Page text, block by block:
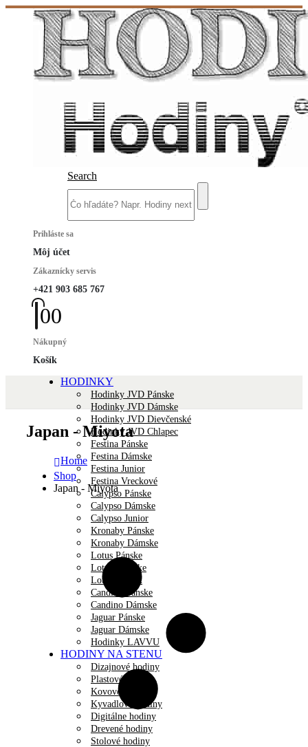
Search
Prihláste sa
Môj účet
Zákaznícky servis
+421 903 685 767
00
Nákupný
Košík
HODINKY
Hodinky JVD Pánske
Hodinky JVD Dámske
Hodinky JVD Dievčenské
Hodinky JVD Chlapec
Festina Pánske
Festina Dámske
Festina Junior
Festina Vreckové
Calypso Pánske
Calypso Dámske
Calypso Junior
Kronaby Pánske
Kronaby Dámske
Lotus Pánske
Lotus Dámske
Lotus Unisex
Candino Pánske
Candino Dámske
Jaguar Pánske
Jaguar Dámske
Hodinky LAVVU
HODINY NA STENU
Dizajnové hodiny
Plastové hodiny
Kovové hodiny
Kyvadlové hodiny
Digitálne hodiny
Drevené hodiny
Stolové hodiny
Japan - Miyota
Home
Shop
Japan - Miyota